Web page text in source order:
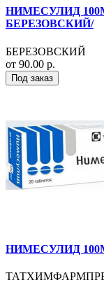
НИМЕСУЛИД
БЕРЕЗОВСКИЙ/
БЕРЕЗОВСКИЙ
от 90.00 р.
Под заказ
НИМЕСУЛИД